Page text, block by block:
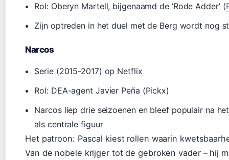
Rol: Oberyn Martell, bijgenaamd de ‘Rode Adder’ (
Zijn optreden in het duel met de Berg wordt nog
Narcos
Serie (2015-2017) op Netflix
Rol: DEA-agent Javier Peña (Pickx)
Narcos liep drie seizoenen en bleef populair na
als centrale figuur
Het patroon: Pascal kiest rollen waarin
Van de nobele krijger tot de gebroken vader – hij